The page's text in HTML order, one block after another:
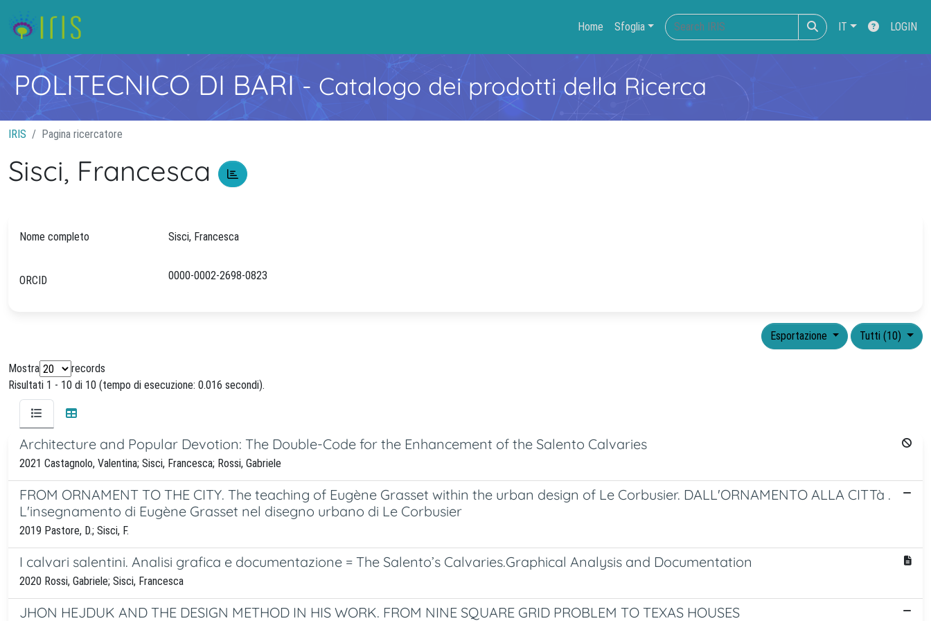
Home Sfoglia IT LOGIN
POLITECNICO DI BARI- Catalogo dei prodotti della Ricerca
IRIS Pagina ricercatore
Sisci, Francesca
Nome completo Sisci, Francesca
ORCID 0000-0002-2698-0823
Tutti (10)
Esportazione
Mostra
records
Risultati 1 - 10 di 10 (tempo di esecuzione: 0.016 secondi).
Architecture and Popular Devotion: The Double-Code for the Enhancement of the Salento Calvaries
2021 Castagnolo, Valentina; Sisci, Francesca; Rossi, Gabriele
FROM ORNAMENT TO THE CITY. The teaching of Eugène Grasset within the urban design of Le Corbusier. DALL'ORNAMENTO ALLA CITTà .
L'insegnamento di Eugène Grasset nel disegno urbano di Le Corbusier
2019 Pastore, D.; Sisci, F.
I calvari salentini. Analisi grafica e documentazione = The Salento’s Calvaries.Graphical Analysis and Documentation
2020 Rossi, Gabriele; Sisci, Francesca
JHON HEJDUK AND THE DESIGN METHOD IN HIS WORK. FROM NINE SQUARE GRID PROBLEM TO TEXAS HOUSES